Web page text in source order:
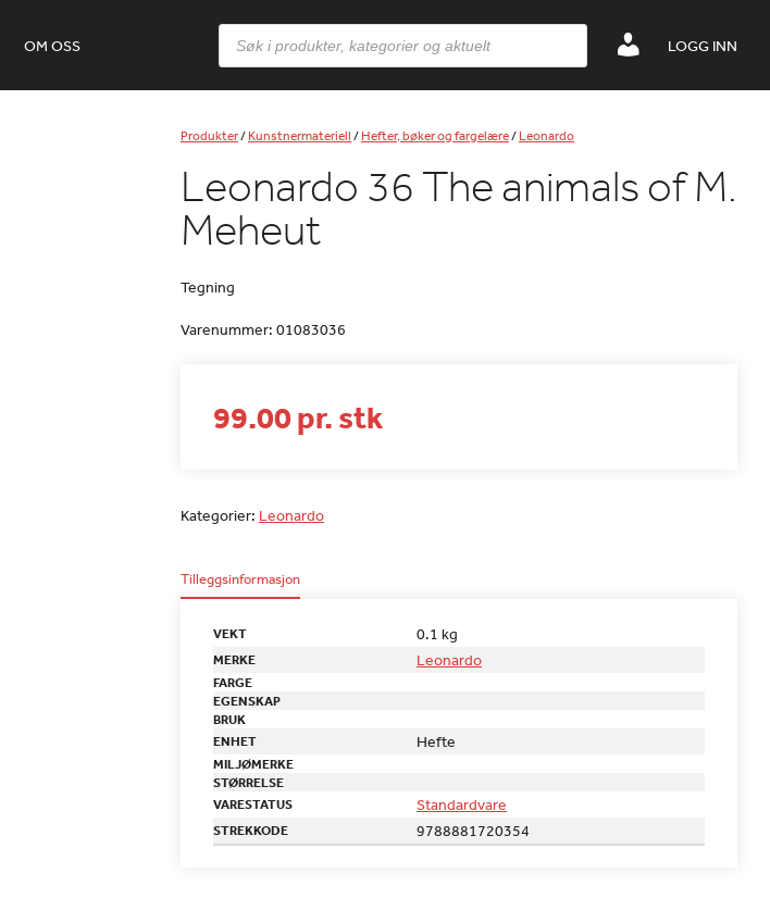
OM OSS LOGG INN
Products
search
Produkter/Kunstnermateriell/Hefter, bøker og fargelære/Leonardo
Leonardo 36 The animals of M.
Meheut
Tegning
Varenummer: 01083036
99.00 pr. stk
Kategorier: Leonardo
Tilleggsinformasjon
VEKT 0.1 kg
MERKE Leonardo
FARGE
EGENSKAP
BRUK
ENHET
Hefte
MILJØMERKE
STØRRELSE
VARESTATUS
Standardvare
STREKKODE 9788881720354